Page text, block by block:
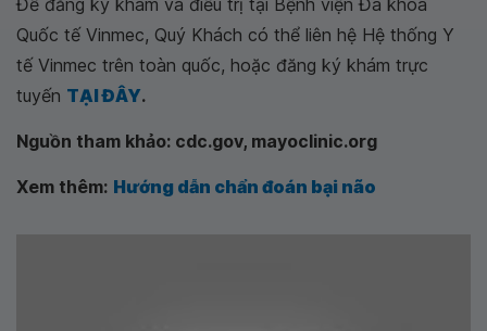
Để đăng ký khám và điều trị tại Bệnh viện Đa khoa
Quốc tế Vinmec, Quý Khách có thể liên hệ Hệ thống Y
tế Vinmec trên toàn quốc, hoặc đăng ký khám trực
tuyến TẠI ĐÂY.
Nguồn tham khảo: cdc.gov, mayoclinic.org
Xem thêm: Hướng dẫn chẩn đoán bại não